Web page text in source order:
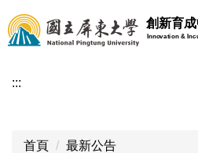
跳
到
主
內
創新育
Innovation &
:::
首頁 最新公告